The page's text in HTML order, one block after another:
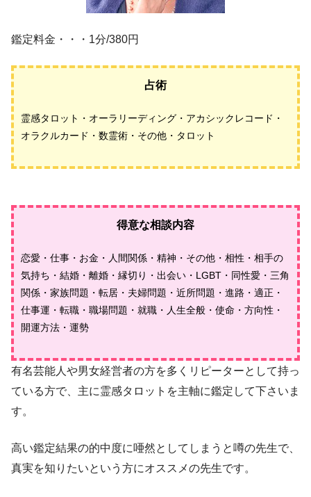
鑑定料金・・・1分/380円
占術
霊感タロット・オーラリーディング・アカシックレコード・
オラクルカード・数霊術・その他・タロット
得意な相談内容
恋愛・仕事・お金・人間関係・精神・その他・相性・相手の
気持ち・結婚・離婚・縁切り・出会い・LGBT・同性愛・三角
関係・家族問題・転居・夫婦問題・近所問題・進路・適正・
仕事運・転職・職場問題・就職・人生全般・使命・方向性・
開運方法・運勢
有名芸能人や男女経営者の方を多くリピーターとして持っ
ている方で、主に霊感タロットを主軸に鑑定して下さいま
す。
高い鑑定結果の的中度に唖然としてしまうと噂の先生で、
真実を知りたいという方にオススメの先生です。